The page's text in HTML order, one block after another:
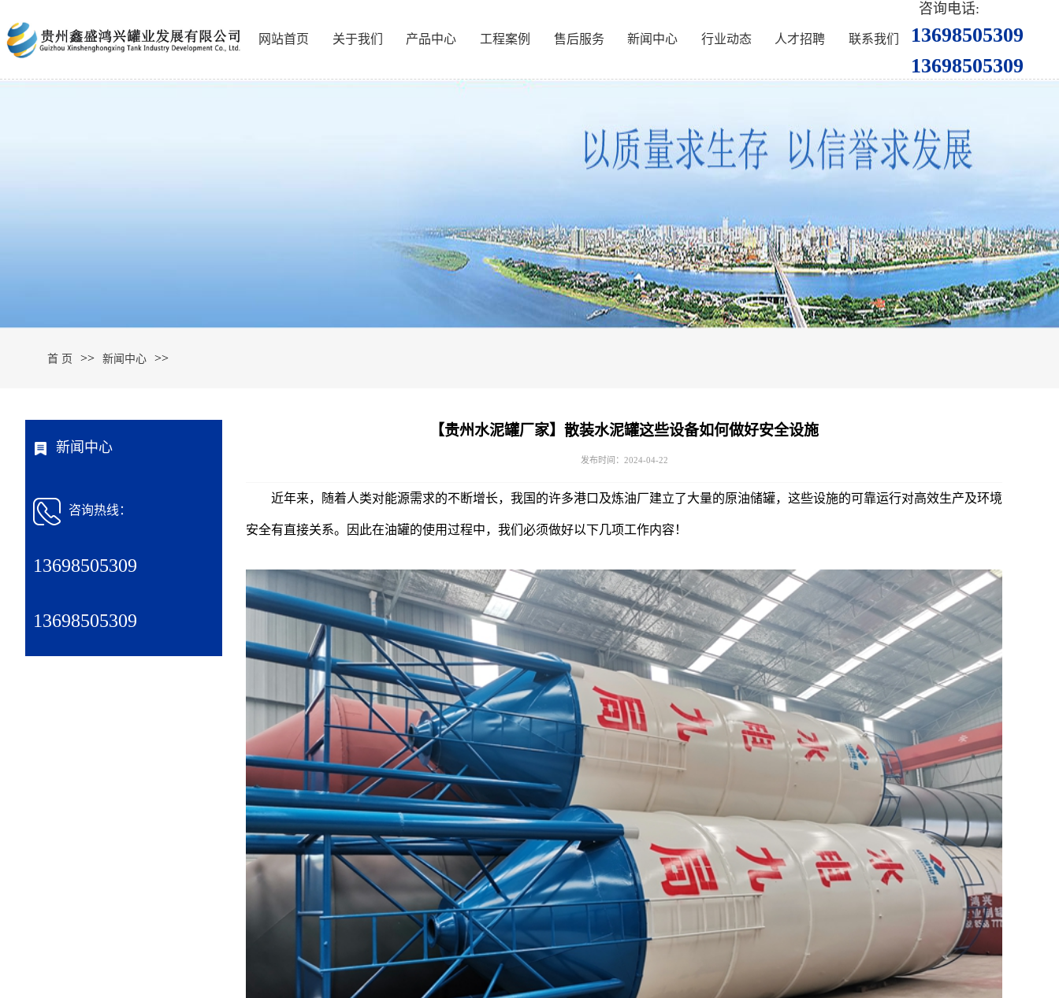
网站首页 关于我们 产品中心 工程案例 售后服务 新闻中心 行业动态 人才招聘 联系我们
咨询电话:
13698505309
13698505309
首 页 >> 新闻中心 >>
新闻中心
咨询热线：
13698505309
13698505309
【贵州水泥罐厂家】散装水泥罐这些设备如何做好安全设施
发布时间：2024-04-22
近年来，随着人类对能源需求的不断增长，我国的许多港口及炼油厂建立了大量的原油储罐，这些设施的可靠运行对高效生产及环境
安全有直接关系。因此在油罐的使用过程中，我们必须做好以下几项工作内容！